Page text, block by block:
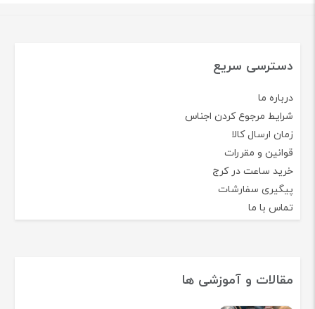
دسترسی سریع
درباره ما
شرایط مرجوع کردن اجناس
زمان ارسال کالا
قوانین و مقررات
خرید ساعت در کرج
پیگیری سفارشات
تماس با ما
مقالات و آموزشی ها